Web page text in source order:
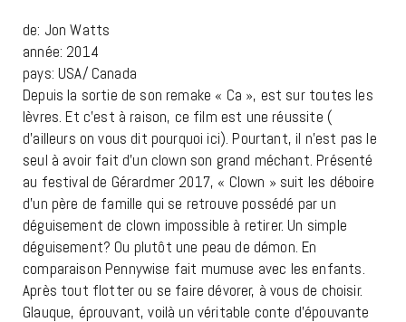
de: Jon Watts
année: 2014
pays: USA/ Canada
Depuis la sortie de son remake « Ca », est sur toutes les
lèvres. Et c’est à raison, ce film est une réussite (
d’ailleurs on vous dit pourquoi ici). Pourtant, il n’est pas le
seul à avoir fait d’un clown son grand méchant. Présenté
au festival de Gérardmer 2017, « Clown » suit les déboire
d’un père de famille qui se retrouve possédé par un
déguisement de clown impossible à retirer. Un simple
déguisement? Ou plutôt une peau de démon. En
comparaison Pennywise fait mumuse avec les enfants.
Après tout flotter ou se faire dévorer, à vous de choisir.
Glauque, éprouvant, voilà un véritable conte d’épouvante